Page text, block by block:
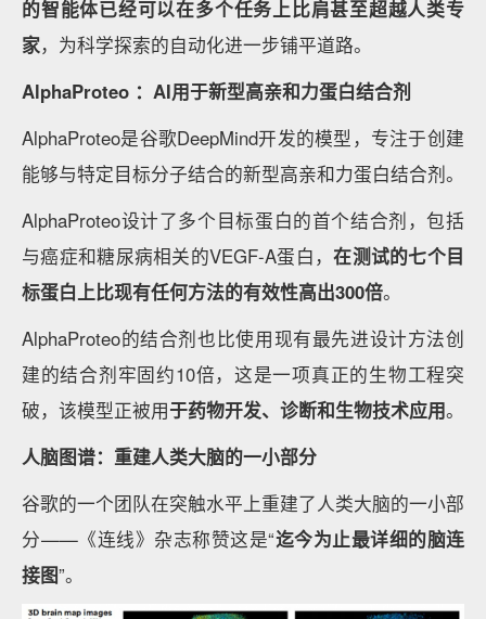
的智能体已经可以在多个任务上比肩甚至超越人类专
家，为科学探索的自动化进一步铺平道路。
AlphaProteo ：AI用于新型高亲和力蛋白结合剂
AlphaProteo是谷歌DeepMind开发的模型，专注于创建
能够与特定目标分子结合的新型高亲和力蛋白结合剂。
AlphaProteo设计了多个目标蛋白的首个结合剂，包括
与癌症和糖尿病相关的VEGF-A蛋白，在测试的七个目
标蛋白上比现有任何方法的有效性高出300倍。
AlphaProteo的结合剂也比使用现有最先进设计方法创
建的结合剂牢固约10倍，这是一项真正的生物工程突
破，该模型正被用于药物开发、诊断和生物技术应用。
人脑图谱：重建人类大脑的一小部分
谷歌的一个团队在突触水平上重建了人类大脑的一小部
分——《连线》杂志称赞这是“迄今为止最详细的脑连
接图”。